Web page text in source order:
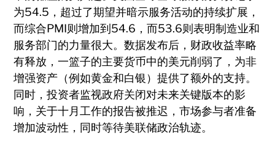
为54.5，超过了期望并暗示服务活动的持续扩展，
而综合PMI则增加到54.6，而53.6则表明制造业和
服务部门的力量很大。数据发布后，财政收益率略
有释放，一篮子的主要货币中的美元削弱了，为非
增强资产（例如黄金和白银）提供了额外的支持。
同时，投资者监视政府关闭对未来关键版本的影
响，关于十月工作的报告被推迟，市场参与者准备
增加波动性，同时等待美联储政治轨迹。